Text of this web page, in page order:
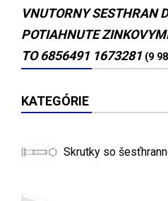
VNUTORNY SESTHRAN
POTIAHNUTE
TO 6856491 1673281 (9
KATEGÓRIE
Skrutky so